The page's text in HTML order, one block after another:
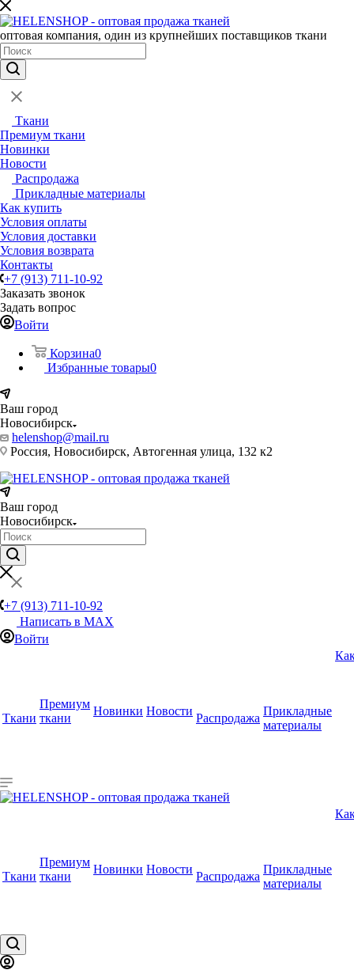
оптовая компания, один из крупнейших поставщиков ткани
Ткани
Премиум ткани
Новинки
Новости
Распродажа
Прикладные материалы
Как купить
Условия оплаты
Условия доставки
Условия возврата
Контакты
+7 (913) 711-10-92
Заказать звонок
Задать вопрос
Войти
Корзина0
Избранные товары0
Ваш город
Новосибирск
helenshop@mail.ru
Россия, Новосибирск, Автогенная улица, 132 к2
Ваш город
Новосибирск
+7 (913) 711-10-92
Написать в MAX
Войти
Ткани
Премиум
ткани
Новинки Новости
Распродажа
Прикладные
материалы
Ткани
Премиум
ткани
Новинки Новости
Распродажа
Прикладные
материалы